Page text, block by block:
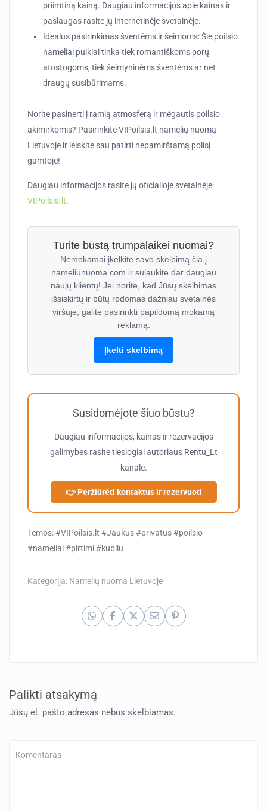
priimtiną kainą. Daugiau informacijos apie kainas ir
paslaugas rasite jų internetinėje svetainėje.
Idealus pasirinkimas šventėms ir šeimoms: Šie poilsio
nameliai puikiai tinka tiek romantiškoms porų
atostogoms, tiek šeimyninėms šventėms ar net
draugų susibūrimams.
Norite pasinerti į ramią atmosferą ir mėgautis poilsio
akimirkomis? Pasirinkite VIPoilsis.lt namelių nuomą
Lietuvoje ir leiskite sau patirti nepamirštamą poilsį
gamtoje!
Daugiau informacijos rasite jų oficialioje svetainėje:
VIPoilsis.lt.
Turite būstą trumpalaikei nuomai?
Nemokamai įkelkite savo skelbimą čia į
nameliunuoma.com ir sulaukite dar daugiau
naujų klientų! Jei norite, kad Jūsų skelbimas
išsiskirtų ir būtų rodomas dažniau svetainės
viršuje, galite pasirinkti papildomą mokamą
reklamą.
Įkelti skelbimą
Susidomėjote šiuo būstu?
Daugiau informacijos, kainas ir rezervacijos
galimybes rasite tiesiogiai autoriaus Rentu_Lt
kanale.
👉 Peržiūrėti kontaktus ir rezervuoti
Temos: #VIPoilsis.lt #Jaukus #privatus #poilsio
#nameliai #pirtimi #kubilu
Kategorija: Namelių nuoma Lietuvoje
Palikti atsakymą
Jūsų el. pašto adresas nebus skelbiamas.